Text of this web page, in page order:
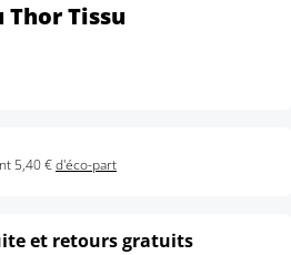
Thor Tissu
5,40 €d'éco-part
et retours gratuits